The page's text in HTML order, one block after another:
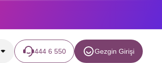
444 6 550 Gezgin Girişi